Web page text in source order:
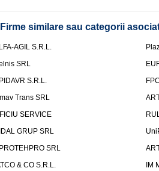
Firme similare sau categorii
AGIL S.R.L.
SRL
S.R.L.
Trans SRL
SERVICE
GRUP SRL
SRL
& CO S.R.L.
IM